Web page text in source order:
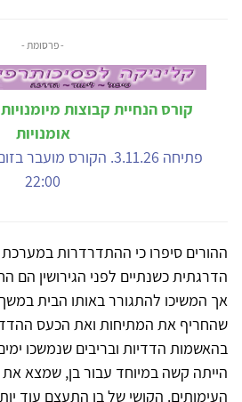
- פרסומת -
קורס הנחיית קבוצות
אומנויות
22:00
ההורים סיפרו כי ההתדרדרות
הדרגתית כשנתיים לפני הגירושין הם
אך המשיכו להתגורר באותו הבית
שהחריף את המתיחות ואת הכעס
בהאשמות הדדיות ובריבים שנמשכו
הייתה קשה במיוחד עבור בן, שמצא
העימותים. הקושי של בן התעצם עוד